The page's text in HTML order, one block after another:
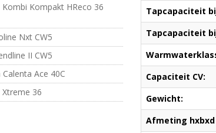
Kombi Kompakt HReco 36
Nxt CW5
II CW5
Calenta Ace 40C
36
Tapcapaciteit
Tapcapaciteit
Capaciteit CV:
Gewicht:
Afmeting hxbxd